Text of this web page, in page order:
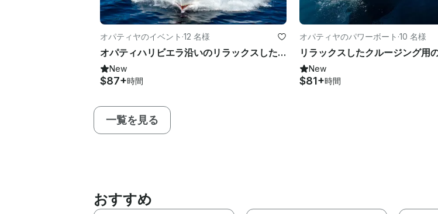
オパティヤのイベント ·12 名様
オパティハリビエラ沿いのリラックスした旅に最適なArcoa 36フィートファミリー＆パーティーボート
New
$87+時間
オパティヤのパワーボート ·10 名様
New
$81+時間
一覧を見る
おすすめ